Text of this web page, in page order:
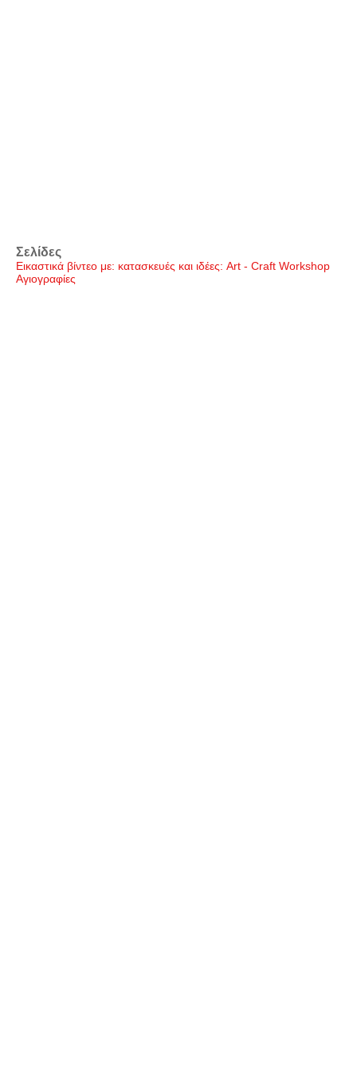
Σελίδες
Εικαστικά βίντεο με: κατασκευές και ιδέες: Art - Craft Workshop
Αγιογραφίες